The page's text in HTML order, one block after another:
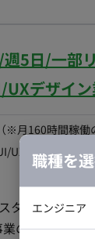
の作成‧編 集
伝え、購⼊し
制約、エラ
とは難しいた
ニケーション：
週5日/一部
デザイ
（※月160時間稼働
UXデザイナー ス
タートアップ
の立ち上げ
職種を
エンジニア